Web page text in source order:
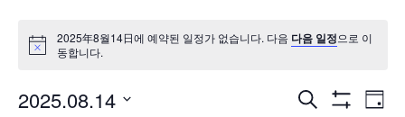
2025年8월14日에 예약된 일정가 없습니다. 다음 다음 일정으로 이
동합니다.
일
검
이
일
2025.08.14